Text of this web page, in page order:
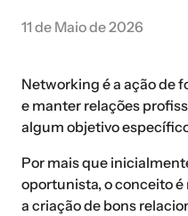
11 de Maio de 2026
Networking é a ação de
e manter relações
algum objetivo
Por mais que
oportunista, o conceito
a criação de bons